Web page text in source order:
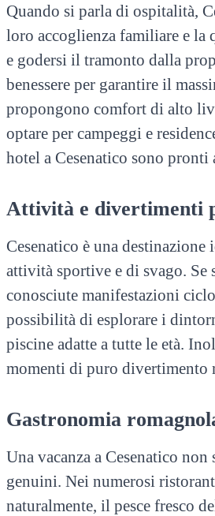
Quando si parla di ospitalità,
loro accoglienza familiare e la
e godersi il tramonto dalla
benessere per garantire il
propongono comfort di alto
optare per campeggi e
hotel a Cesenatico sono
Attività e divertimenti
Cesenatico è una
attività sportive e di svago. Se
conosciute manifestazioni
possibilità di esplorare i
piscine adatte a tutte le età.
momenti di puro divertimento
Gastronomia
Una vacanza a Cesenatico
genuini. Nei numerosi
naturalmente, il pesce fresco